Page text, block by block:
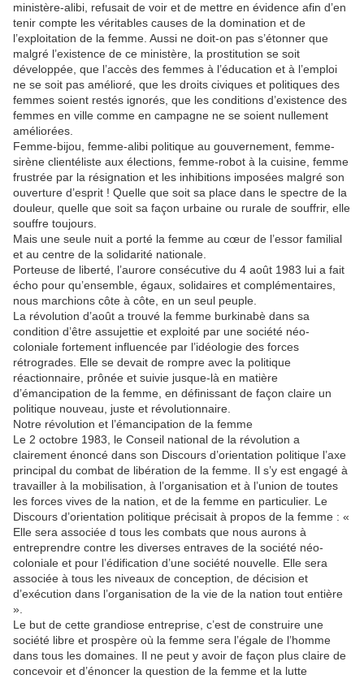
ministère-alibi, refusait de voir et de mettre en évidence afin d’en
tenir compte les véritables causes de la domination et de
l’exploitation de la femme. Aussi ne doit-on pas s’étonner que
malgré l’existence de ce ministère, la prostitution se soit
développée, que l’accès des femmes à l’éducation et à l’emploi
ne se soit pas amélioré, que les droits civiques et politiques des
femmes soient restés ignorés, que les conditions d’existence des
femmes en ville comme en campagne ne se soient nullement
améliorées.
Femme-bijou, femme-alibi politique au gouvernement, femme-
sirène clientéliste aux élections, femme-robot à la cuisine, femme
frustrée par la résignation et les inhibitions imposées malgré son
ouverture d’esprit ! Quelle que soit sa place dans le spectre de la
douleur, quelle que soit sa façon urbaine ou rurale de souffrir, elle
souffre toujours.
Mais une seule nuit a porté la femme au cœur de l’essor familial
et au centre de la solidarité nationale.
Porteuse de liberté, l’aurore consécutive du 4 août 1983 lui a fait
écho pour qu’ensemble, égaux, solidaires et complémentaires,
nous marchions côte à côte, en un seul peuple.
La révolution d’août a trouvé la femme burkinabè dans sa
condition d’être assujettie et exploité par une société néo-
coloniale fortement influencée par l’idéologie des forces
rétrogrades. Elle se devait de rompre avec la politique
réactionnaire, prônée et suivie jusque-là en matière
d’émancipation de la femme, en définissant de façon claire un
politique nouveau, juste et révolutionnaire.
Notre révolution et l’émancipation de la femme
Le 2 octobre 1983, le Conseil national de la révolution a
clairement énoncé dans son Discours d’orientation politique l’axe
principal du combat de libération de la femme. Il s’y est engagé à
travailler à la mobilisation, à l’organisation et à l’union de toutes
les forces vives de la nation, et de la femme en particulier. Le
Discours d’orientation politique précisait à propos de la femme : «
Elle sera associée d tous les combats que nous aurons à
entreprendre contre les diverses entraves de la société néo-
coloniale et pour l’édification d’une société nouvelle. Elle sera
associée à tous les niveaux de conception, de décision et
d’exécution dans l’organisation de la vie de la nation tout entière
».
Le but de cette grandiose entreprise, c’est de construire une
société libre et prospère où la femme sera l’égale de l’homme
dans tous les domaines. Il ne peut y avoir de façon plus claire de
concevoir et d’énoncer la question de la femme et la lutte